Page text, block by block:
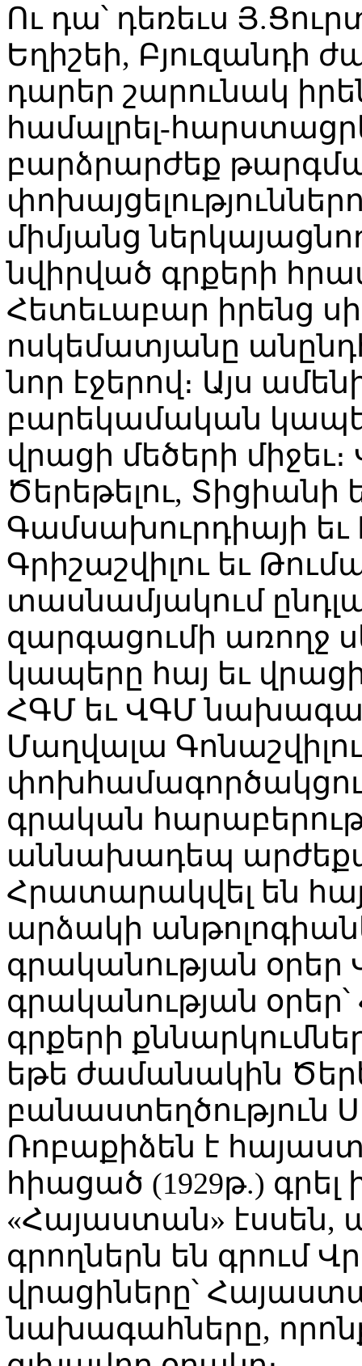
Ու դա՝ դեռեւս
Եղիշեի, Բյուզանդի
դարեր շարունակ
համալրել-
բարձրարժեք
միմյանց
նվիրված գրքերի
Հետեւաբար իրենց
ոսկեմատյանը
նոր էջերով։ Այս
բարեկամական
վրացի մեծերի միջեւ։
Ծերեթելու, Տիցիանի
Գամսախուրդիայի
Գրիշաշվիլու եւ
տասնամյակում
զարգացումի առողջ
կապերը հայ եւ վրացի
ՀԳՄ եւ ՎԳՄ
Մաղվալա
գրական
աննախադեպ
Հրատարակվել են
արձակի
գրականության
գրականության
գրքերի
եթե ժամանակին
բանաստեղծություն
Ռոբաքիձեն է
հիացած (1929թ.)
«Հայաստան» էսսեն,
գրողներն են գրում
վրացիները՝
նախագահները,